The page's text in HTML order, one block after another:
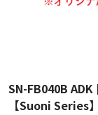
SN-FB040B
【Suoni Series】